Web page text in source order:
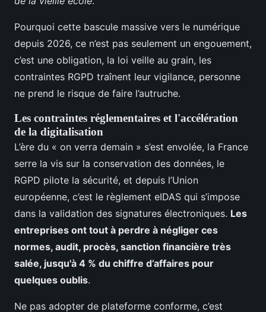
Pourquoi cette bascule massive vers le numérique
depuis 2026, ce n’est pas seulement un engouement,
c’est une obligation, la loi veille au grain, les
contraintes RGPD traînent leur vigilance, personne
ne prend le risque de faire l’autruche.
Les contraintes réglementaires et l'accélération
de la digitalisation
L’ère du « on verra demain » s’est envolée, la France
serre la vis sur la conservation des données, le
RGPD pilote la sécurité, et depuis l’Union
européenne, c’est le règlement eIDAS qui s’impose
dans la validation des signatures électroniques. Les
entreprises ont tout à perdre à négliger ces
normes, audit, procès, sanction financière très
salée, jusqu'à 4 % du chiffre d’affaires pour
quelques oublis.
Ne pas adopter de plateforme conforme, c’est